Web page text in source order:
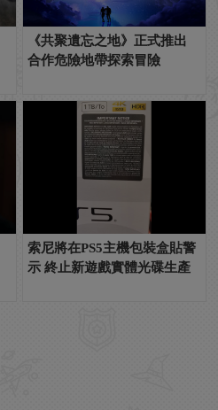
《共聚遺忘之地》正式推出
合作危險地帶探索冒險
索尼將在PS5主機包裝盒貼警
示 終止新遊戲實體光碟生產